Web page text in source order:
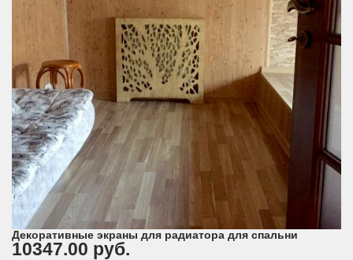
Декоративные экраны для радиатора для спальни
10347.00 руб.